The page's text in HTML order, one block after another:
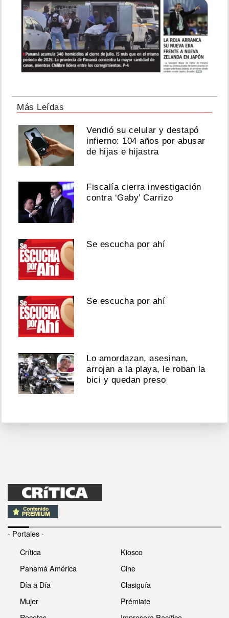
Más Leídas
Vendió su celular y destapó
infierno: 104 años por abusar
de hijas e hijastra
Fiscalía cierra investigación
contra ‘Gaby’ Carrizo
Se escucha por ahí
Se escucha por ahí
Lo amordazan, asesinan,
arrojan a la playa, le roban la
bici y quedan preso
- Portales -
Crítica
Panamá América
Día a Día
Mujer
Kiosco
Cine
Clasiguía
Prémiate